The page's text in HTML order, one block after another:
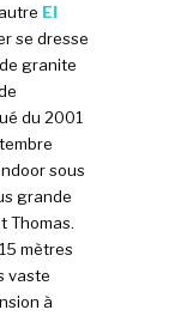
El
se dresse
granite
du 2001
sous
grande
Thomas.
mètres
vaste
à